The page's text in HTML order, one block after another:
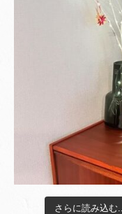
さらに読み込む...